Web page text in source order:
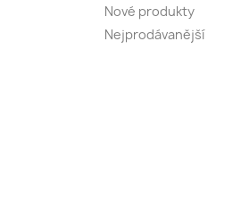
Nové produkty
Nejprodávanější